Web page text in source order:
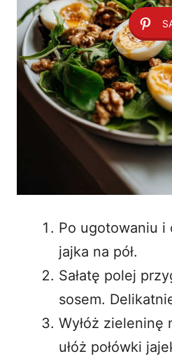
Po ugotowaniu i
jajka na pół.
Sałatę polej
sosem.
Wyłóż zieleninę
ułóż połówki